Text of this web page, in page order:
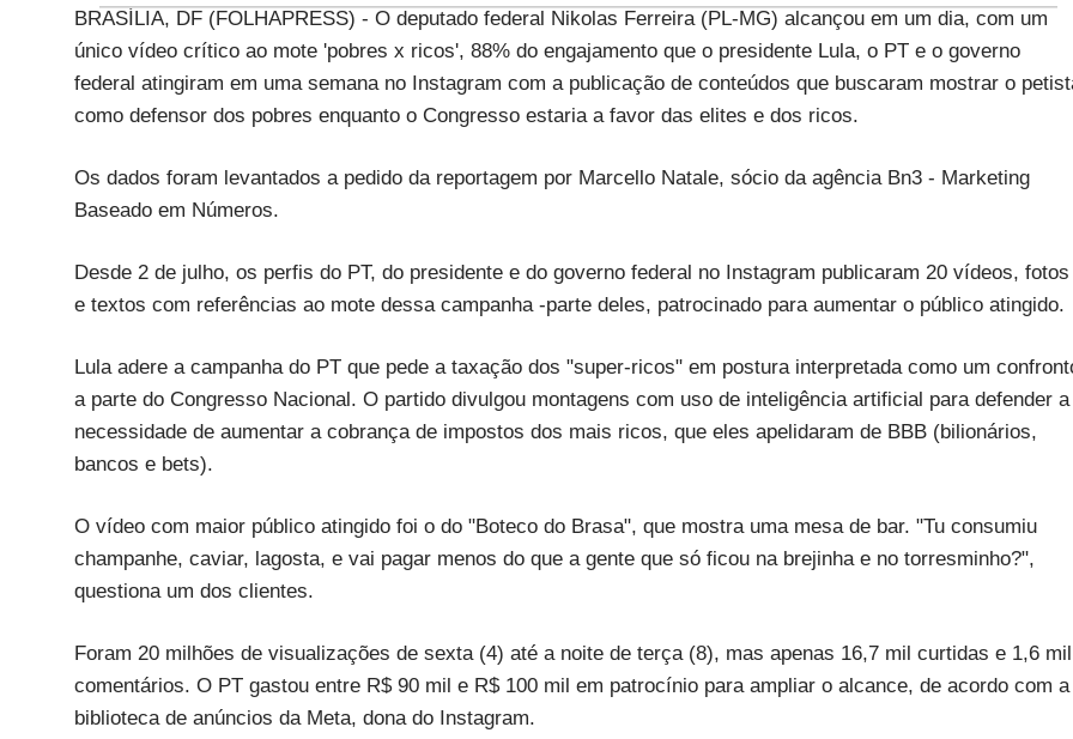
BRASÍLIA, DF (FOLHAPRESS) - O deputado federal Nikolas Ferreira (PL-MG) alcançou em um dia, com um
único vídeo crítico ao mote 'pobres x ricos', 88% do engajamento que o presidente Lula, o PT e o governo
federal atingiram em uma semana no Instagram com a publicação de conteúdos que buscaram mostrar o
como defensor dos pobres enquanto o Congresso estaria a favor das elites e dos ricos.
Os dados foram levantados a pedido da reportagem por Marcello Natale, sócio da agência Bn3 - Marketing
Baseado em Números.
Desde 2 de julho, os perfis do PT, do presidente e do governo federal no Instagram publicaram 20 vídeos, fotos
e textos com referências ao mote dessa campanha -parte deles, patrocinado para aumentar o público atingido.
Lula adere a campanha do PT que pede a taxação dos "super-ricos" em postura interpretada como um
a parte do Congresso Nacional. O partido divulgou montagens com uso de inteligência artificial para defender a
necessidade de aumentar a cobrança de impostos dos mais ricos, que eles apelidaram de BBB (bilionários,
bancos e bets).
O vídeo com maior público atingido foi o do "Boteco do Brasa", que mostra uma mesa de bar. "Tu consumiu
champanhe, caviar, lagosta, e vai pagar menos do que a gente que só ficou na brejinha e no torresminho?",
questiona um dos clientes.
Foram 20 milhões de visualizações de sexta (4) até a noite de terça (8), mas apenas 16,7 mil curtidas e 1,6 mil
comentários. O PT gastou entre R$ 90 mil e R$ 100 mil em patrocínio para ampliar o alcance, de acordo com a
biblioteca de anúncios da Meta, dona do Instagram.